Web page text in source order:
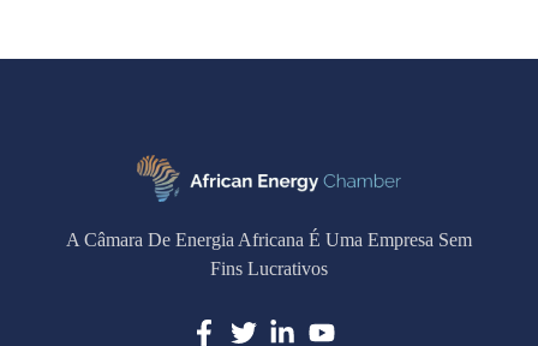
A Câmara De Energia Africana É Uma Empresa Sem
Fins Lucrativos